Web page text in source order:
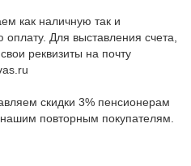
как наличную так и
оплату. Для выставления счета,
реквизиты на почту
скидки 3% пенсионерам
нашим повторным покупателям.